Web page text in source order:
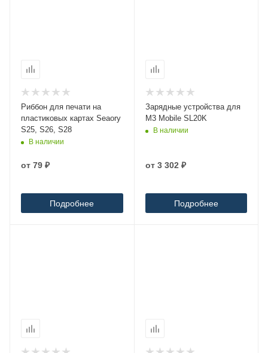
Риббон для печати на
пластиковых картах Seaory
S25, S26, S28
В наличии
от 79 ₽
Подробнее
Зарядные устройства для
M3 Mobile SL20K
В наличии
от 3 302 ₽
Подробнее